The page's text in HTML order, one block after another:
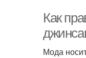
Как
Мода